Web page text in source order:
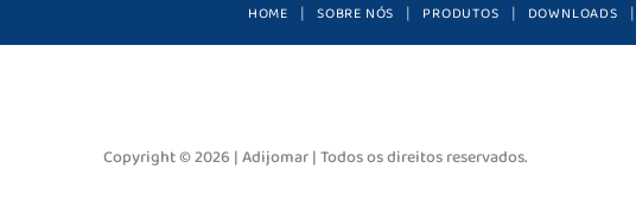
HOME SOBRE NÓS PRODUTOS DOWNLOADS
Copyright © 2026 | Adijomar | Todos os direitos reservados.